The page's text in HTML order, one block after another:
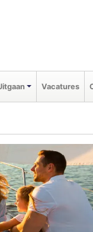
Vacatures